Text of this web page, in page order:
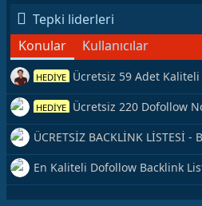
Tepki liderleri
Konular
Kullanıcılar
HEDİYE Ücretsiz 59 Adet
Kaynağı Veriyorum.
HEDİYE Ücretsiz 220 Dofollow
Veriyorum
ÜCRETSİZ BACKLİNK LİSTESİ -
Hemen Yetiş!
En Kaliteli Dofollow Backlink